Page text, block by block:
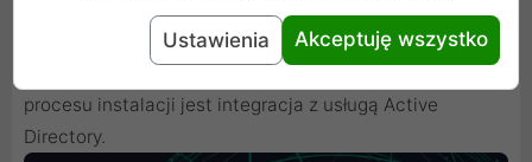
wysłany bezpośrednio na adres e-mail w postaci linku
procesu instalacji jest integracja z usługą Active
Directory.
Ustawienia Akceptuję wszystko